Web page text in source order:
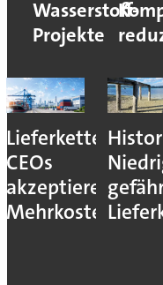
Wasserstoff-
Projekte
CEOs
akzeptieren
Mehrkosten